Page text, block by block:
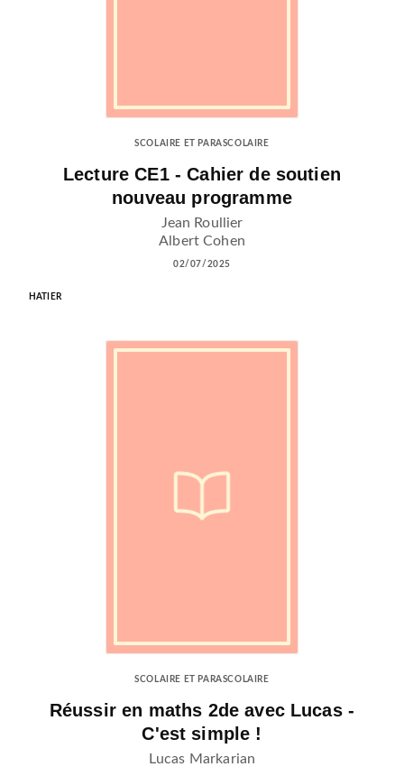
SCOLAIRE ET PARASCOLAIRE
Lecture CE1 - Cahier de soutien
nouveau programme
Jean Roullier
Albert Cohen
02/07/2025
HATIER
SCOLAIRE ET PARASCOLAIRE
Réussir en maths 2de avec Lucas -
C'est simple !
Lucas Markarian